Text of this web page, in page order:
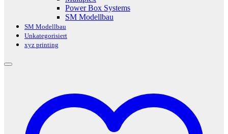
Power Box Systems
SM Modellbau
SM Modellbau
Unkategorisiert
xyz printing